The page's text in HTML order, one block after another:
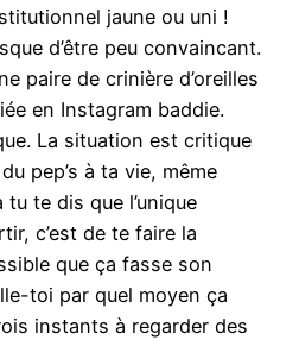
jaune ou uni !
d’être peu convaincant.
paire de crinière d’oreilles
en Instagram baddie.
La situation est critique
pep’s à ta vie, même
te dis que l’unique
c’est de te faire la
que ça fasse son
toi par quel moyen ça
instants à regarder des